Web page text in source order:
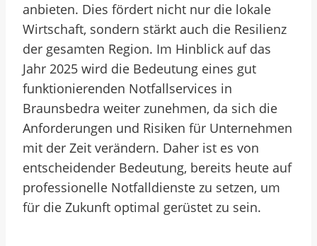
anbieten. Dies fördert nicht nur die lokale
Wirtschaft, sondern stärkt auch die Resilienz
der gesamten Region. Im Hinblick auf das
Jahr 2025 wird die Bedeutung eines gut
funktionierenden Notfallservices in
Braunsbedra weiter zunehmen, da sich die
Anforderungen und Risiken für Unternehmen
mit der Zeit verändern. Daher ist es von
entscheidender Bedeutung, bereits heute auf
professionelle Notfalldienste zu setzen, um
für die Zukunft optimal gerüstet zu sein.